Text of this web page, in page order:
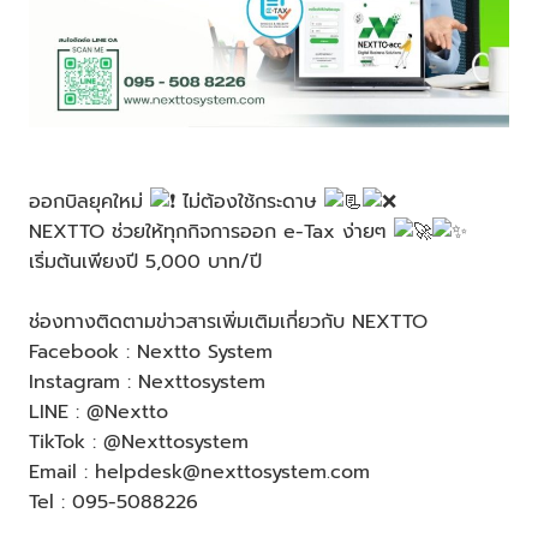
ออกบิลยุคใหม่
ไม่ต้องใช้กระดาษ
NEXTTO ช่วยให้ทุกกิจการออก e-Tax ง่ายๆ
เริ่มต้นเพียงปี 5,000 บาท/ปี
ช่องทางติดตามข่าวสารเพิ่มเติมเกี่ยวกับ NEXTTO
Facebook : Nextto System
Instagram : Nexttosystem
LINE : @Nextto
TikTok : @Nexttosystem
Email : helpdesk@nexttosystem.com
Tel : 095-5088226